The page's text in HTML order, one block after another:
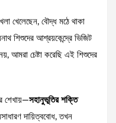
খেলেছেন, বৌদ্ধ মঠে থাকা
শিশুদের আশ্রয়কেন্দ্রে ভিজিট
আমরা চেষ্টা করেছি এই শিশুদের
শেখায়—সহানুভূতির শক্তি
দায়িত্ববোধ, তখন